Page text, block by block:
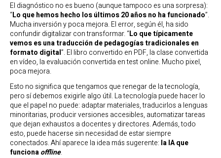
El diagnóstico no es bueno (aunque tampoco es una sorpresa):
“Lo que hemos hecho los últimos 20 años no ha funcionado”.
Mucha inversión y poca mejora. El error, según él, ha sido
confundir digitalizar con transformar. “Lo que típicamente
vemos es una traducción de pedagogías tradicionales en
formato digital”. El libro convertido en PDF, la clase convertida
en vídeo, la evaluación convertida en test online. Mucho pixel,
poca mejora.
Esto no significa que tengamos que renegar de la tecnología,
pero sí debemos exigirle algo útil. La tecnología puede hacer lo
que el papel no puede: adaptar materiales, traducirlos a lenguas
minoritarias, producir versiones accesibles, automatizar tareas
que dejan exhaustos a docentes y directores. Además, todo
esto, puede hacerse sin necesidad de estar siempre
conectados. Ahí aparece la idea más sugerente: la IA que
funcionaoffline.